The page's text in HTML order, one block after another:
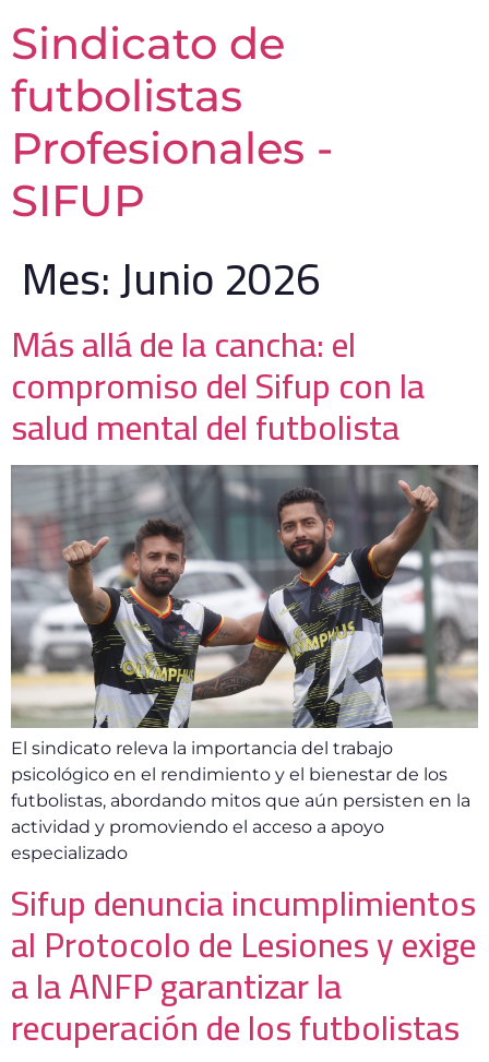
Sindicato de
futbolistas
Profesionales -
SIFUP
Mes:Junio 2026
Más allá de la cancha: el
compromiso del Sifup con la
salud mental del futbolista
El sindicato releva la importancia del trabajo
psicológico en el rendimiento y el bienestar de los
futbolistas, abordando mitos que aún persisten en la
actividad y promoviendo el acceso a apoyo
especializado
Sifup denuncia incumplimientos
al Protocolo de Lesiones y exige
a la ANFP garantizar la
recuperación de los futbolistas